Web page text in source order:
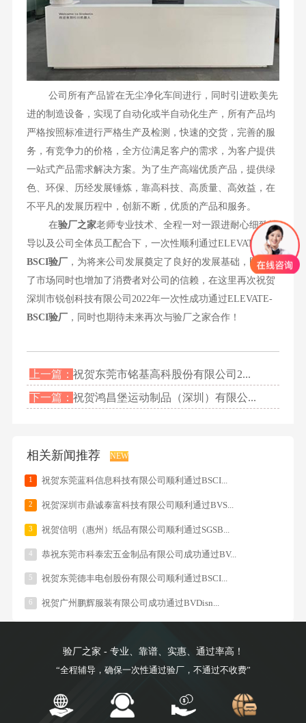
公司所有产品皆在无尘净化车间进行，同时引进欧美先
进的制造设备，实现了自动化或半自动化生产，所有产品均
严格按照标准进行严格生产及检测，快速的交货，完善的服
务，有竞争力的价格，全方位满足客户的需求，为客户提供
一站式产品需求解决方案。为了生产高端优质产品，提供绿
色、环保、历经发展锤炼，靠高科技、高质量、高效益，在
不平凡的发展历程中，创新不断，优质的产品和服务。
在验厂之家老师专业技术、全程一对一跟进耐心细致辅
导以及公司全体员工配合下，一次性顺利通过ELEVATE-
BSCI验厂 ，为将来公司发展奠定了良好的发展基础，既开拓
了市场同时也增加了消费者对公司的信赖，在这里再次祝贺
深圳市锐创科技有限公司2022年一次性成功通过ELEVATE-
BSCI验厂 ，同时也期待未来再次与验厂之家合作！
上一篇：祝贺东莞市铭基高科股份有限公司2...
下一篇：祝贺鸿昌堡运动制品（深圳）有限公...
相关新闻推荐 NEW
1 祝贺东莞蓝科信息科技有限公司顺利通过BSCI...
2 祝贺深圳市鼎诚泰富科技有限公司顺利通过BVS...
3 祝贺信明（惠州）纸品有限公司顺利通过SGSB...
4 恭祝东莞市科泰宏五金制品有限公司成功通过BV...
5 祝贺东莞德丰电创股份有限公司顺利通过BSCI...
6 祝贺广州鹏辉服装有限公司成功通过BVDisn...
验厂之家 - 专业、靠谱、实惠、通过率高！
“全程辅导，确保一次性通过验厂，不通过不收费”